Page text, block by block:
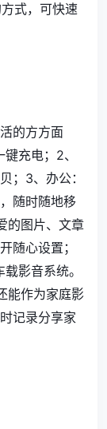
式，可快速
的方方面
充电；2、
；3、办公：
随时随地移
的图片、文章
随心设置；
影音系统。
能作为家庭影
记录分享家